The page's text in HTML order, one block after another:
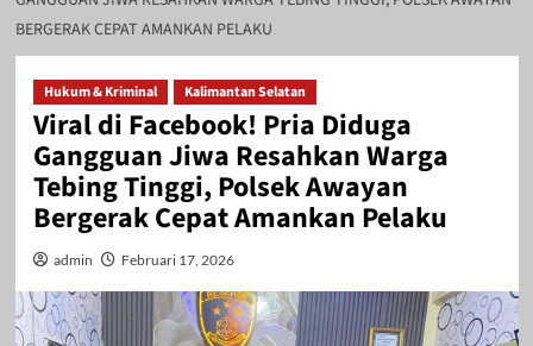
BERGERAK CEPAT AMANKAN PELAKU
Hukum & Kriminal Kalimantan Selatan
Viral di Facebook! Pria Diduga
Gangguan Jiwa Resahkan Warga
Tebing Tinggi, Polsek Awayan
Bergerak Cepat Amankan Pelaku
admin Februari 17, 2026